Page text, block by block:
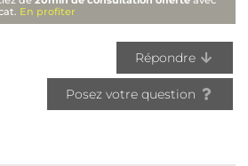
En profiter
Répondre
Posez votre question